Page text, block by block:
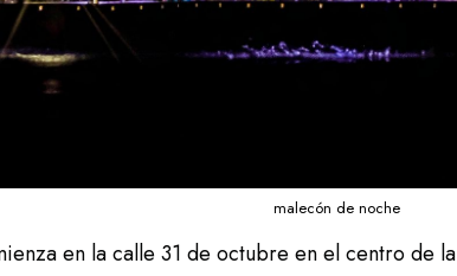
malecón de noche
en la calle 31 de octubre en el centro de